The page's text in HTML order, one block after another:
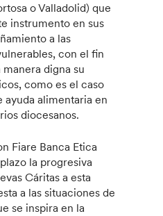
o Valladolid) que
instrumento en sus
a las
con el fin
digna su
como es el caso
ayuda alimentaria en
diocesanos.
Fiare Banca Etica
la progresiva
Cáritas a esta
a las situaciones de
se inspira en la